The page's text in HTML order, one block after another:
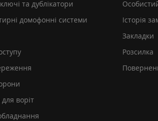
та дублікатори
домофонні системи
воріт
Історія
Закладки
Розсилка